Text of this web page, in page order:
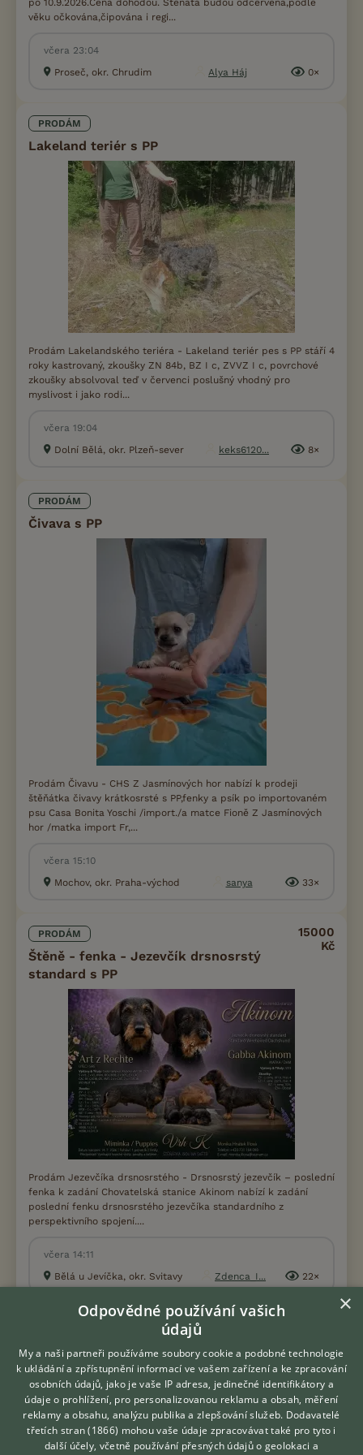
po 10.9.2026.Cena dohodou. Štěňata budou odčervena,podle
věku očkována,čipována i regi...
včera 23:04
Proseč, okr. Chrudim
Alya Háj 0×
PRODÁM
Lakeland teriér s PP
Prodám Lakelandského teriéra - Lakeland teriér pes s PP stáří 4
roky kastrovaný, zkoušky ZN 84b, BZ I c, ZVVZ I c, povrchové
zkoušky absolvoval teď v červenci poslušný vhodný pro
myslivost i jako rodi...
včera 19:04
Dolní Bělá, okr. Plzeň-sever
keks6120... 8×
PRODÁM
Čivava s PP
Prodám Čivavu - CHS Z Jasmínových hor nabízí k prodeji
štěňátka čivavy krátkosrsté s PP,fenky a psík po importovaném
psu Casa Bonita Yoschi /import./a matce Fioně Z Jasmínových
hor /matka import Fr,...
včera 15:10
Mochov, okr. Praha-východ
sanya 33×
PRODÁM
Štěně - fenka - Jezevčík drsnosrstý
standard s PP
15000
Kč
Prodám Jezevčíka drsnosrstého - Drsnosrstý jezevčík – poslední
fenka k zadání Chovatelská stanice Akinom nabízí k zadání
poslední fenku drsnosrstého jezevčíka standardního z
perspektivního spojení....
včera 14:11
Bělá u Jevíčka, okr. Svitavy
Zdenca_I... 22×
Německý ovčák štěńata odběr ihned
Hledáte zvířecího kamaráda?
Zdarma vám poradí
×
Odpovědné používání vašich
údajů
My a naši partneři používáme soubory cookie a podobné technologie
k ukládání a zpřístupnění informací ve vašem zařízení a ke zpracování
osobních údajů, jako je vaše IP adresa, jedinečné identifikátory a
údaje o prohlížení, pro personalizovanou reklamu a obsah, měření
reklamy a obsahu, analýzu publika a zlepšování služeb. Dodavatelé
třetích stran (1866) mohou vaše údaje zpracovávat také pro tyto i
další účely, včetně používání přesných údajů o geolokaci a